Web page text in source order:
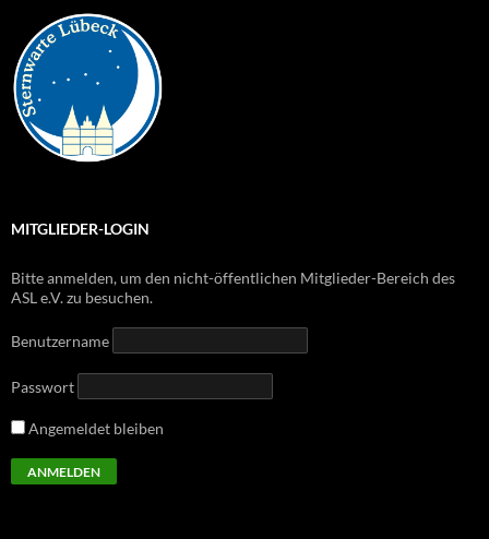
MITGLIEDER-LOGIN
Bitte anmelden, um den nicht-öffentlichen Mitglieder-Bereich des
ASL e.V. zu besuchen.
Benutzername
Passwort
Angemeldet bleiben